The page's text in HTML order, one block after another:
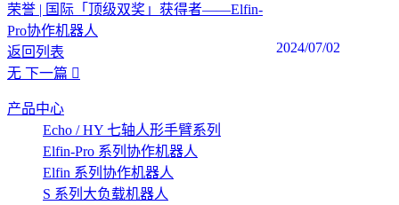
荣誉 | 国际「顶级双奖」获得者——Elfin-
Pro协作机器人
2024/07/02
返回列表
无 下一篇
产品中心
Echo / HY 七轴人形手臂系列
Elfin-Pro 系列协作机器人
Elfin 系列协作机器人
S 系列大负载机器人